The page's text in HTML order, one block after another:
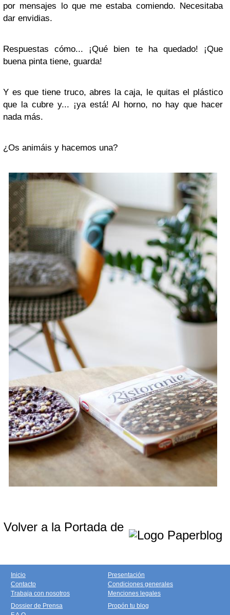
por mensajes lo que me estaba comiendo. Necesitaba
dar envidias.
Respuestas cómo... ¡Qué bien te ha quedado! ¡Que
buena pinta tiene, guarda!
Y es que tiene truco, abres la caja, le quitas el plástico
que la cubre y... ¡ya está! Al horno, no hay que hacer
nada más.
¿Os animáis y hacemos una?
Volver a la Portada de
Inicio
Contacto
Trabaja con nosotros
Presentación
Condiciones generales
Menciones legales
Dossier de Prensa
Propón tu blog